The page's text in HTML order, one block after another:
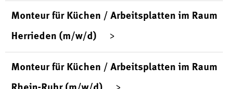
Monteur für Küchen / Arbeitsplatten im Raum
Herrieden (m/w/d)
Monteur für Küchen / Arbeitsplatten im Raum